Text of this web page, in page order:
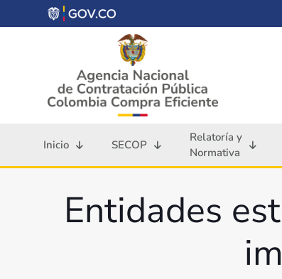
Inicio SECOP
Relatoría y
Normativa
Entidades